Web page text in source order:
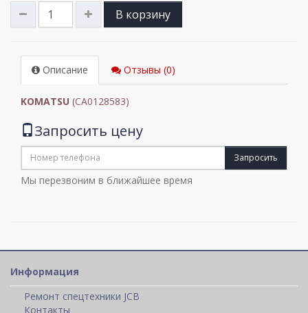
В корзину
Описание Отзывы (0)
KOMATSU (CA0128583)
Запросить цену
Запросить
Мы перезвоним в ближайшее время
Информация
Ремонт спецтехники JCB
Контакты